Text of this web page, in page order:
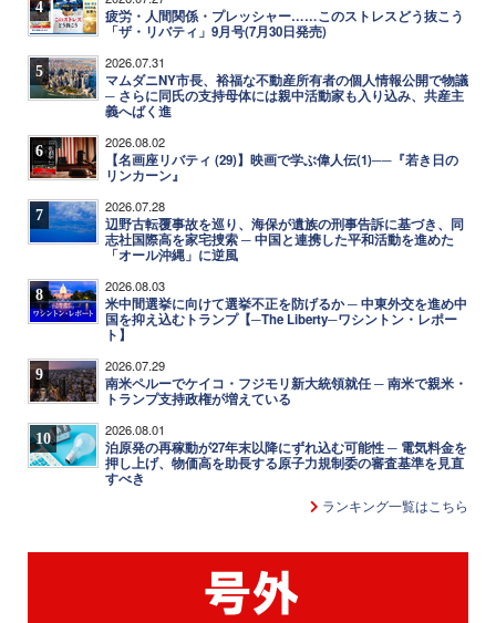
4
疲労・人間関係・プレッシャー……このストレスどう抜こう
「ザ・リバティ」9月号(7月30日発売)
5 2026.07.31
マムダニNY市長、裕福な不動産所有者の個人情報公開で物議
─ さらに同氏の支持母体には親中活動家も入り込み、共産主
義へばく進
6 2026.08.02
【名画座リバティ (29)】映画で学ぶ偉人伝(1)──『若き日の
リンカーン』
7 2026.07.28
辺野古転覆事故を巡り、海保が遺族の刑事告訴に基づき、同
志社国際高を家宅捜索 ─ 中国と連携した平和活動を進めた
「オール沖縄」に逆風
8 2026.08.03
米中間選挙に向けて選挙不正を防げるか ─ 中東外交を進め中
国を抑え込むトランプ【─The Liberty─ワシントン・レポー
ト】
9 2026.07.29
南米ペルーでケイコ・フジモリ新大統領就任 ─ 南米で親米・
トランプ支持政権が増えている
10 2026.08.01
泊原発の再稼動が27年末以降にずれ込む可能性 ─ 電気料金を
押し上げ、物価高を助長する原子力規制委の審査基準を見直
すべき
ランキング一覧はこちら